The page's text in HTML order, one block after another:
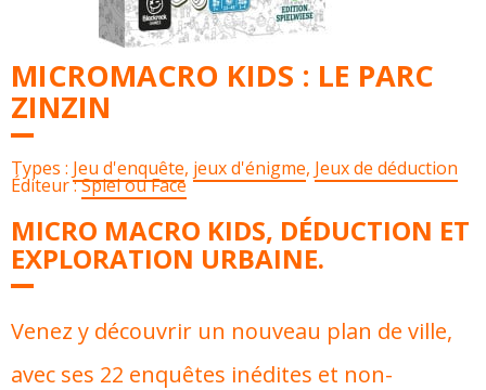
MICROMACRO KIDS : LE PARC
ZINZIN
Types : Jeu d'enquête, jeux d'énigme, Jeux de déduction
Éditeur :Spiel ou Face
MICRO MACRO KIDS, DÉDUCTION ET
EXPLORATION URBAINE.
Venez y découvrir un nouveau plan de ville,
avec ses 22 enquêtes inédites et non-